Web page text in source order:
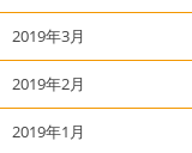
2019年3月
2019年2月
2019年1月